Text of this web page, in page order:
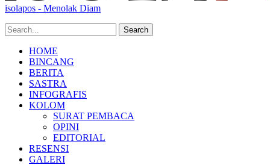
isolapos - Menolak Diam
HOME
BINCANG
BERITA
SASTRA
INFOGRAFIS
KOLOM
SURAT PEMBACA
OPINI
EDITORIAL
RESENSI
GALERI